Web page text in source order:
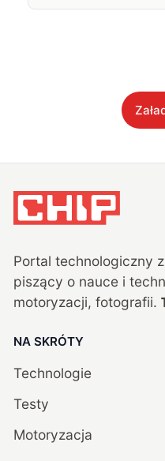
Portal technologiczny
piszący o nauce i
motoryzacji, fotografii.
NA SKRÓTY
Technologie
Testy
Motoryzacja